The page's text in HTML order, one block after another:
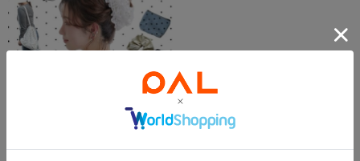
morimayu